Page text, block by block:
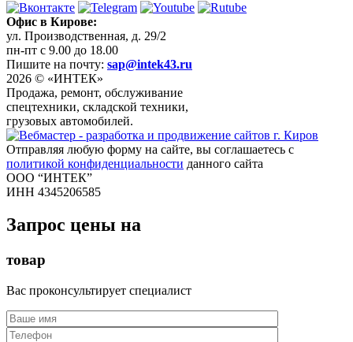
Офис в Кирове:
ул. Производственная, д. 29/2
пн-пт с 9.00 до 18.00
Пишите на почту: sap@intek43.ru
2026 © «ИНТЕК»
Продажа, ремонт, обслуживание
спецтехники, складской техники,
грузовых автомобилей.
Отправляя любую форму на сайте, вы соглашаетесь с
политикой конфиденциальности данного сайта
ООО “ИНТЕК”
ИНН 4345206585
Запрос цены на
товар
Вас проконсультирует специалист